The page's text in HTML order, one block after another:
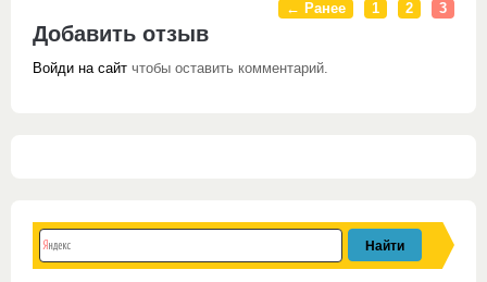
← Ранее 1 2 3
Добавить отзыв
Войди на сайт чтобы оставить комментарий.